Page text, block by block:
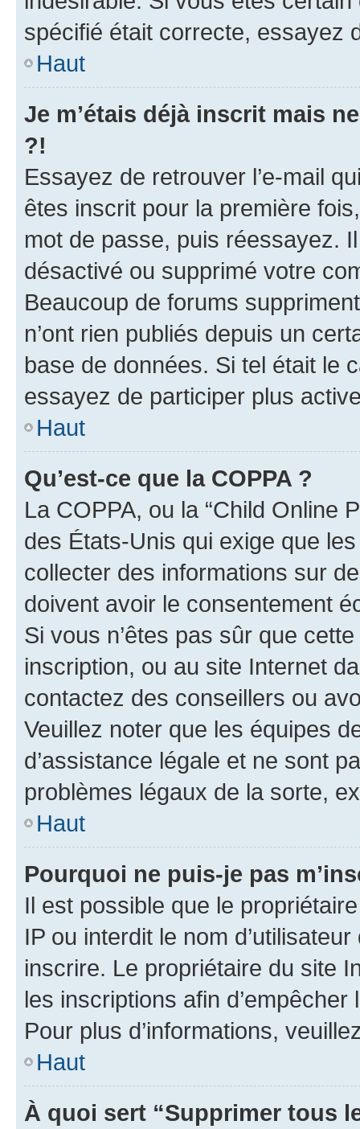
spécifié était correcte, essayez
Haut
Je m’étais déjà inscrit mais
?!
Essayez de retrouver l’e-mail
êtes inscrit pour la première
mot de passe, puis réessayez.
désactivé ou supprimé votre
Beaucoup de forums
n’ont rien publiés depuis un
base de données. Si tel était le
essayez de participer plus
Haut
Qu’est-ce que la COPPA ?
La COPPA, ou la “Child Online
des États-Unis qui exige que
collecter des informations sur
doivent avoir le consentement
Si vous n’êtes pas sûr que
inscription, ou au site Internet
contactez des conseillers ou
Veuillez noter que les équipes
d’assistance légale et ne sont
problèmes légaux de la sorte,
Haut
Pourquoi ne puis-je pas
Il est possible que le
IP ou interdit le nom
inscrire. Le propriétaire du site
les inscriptions afin
Pour plus d’informations,
Haut
À quoi sert “Supprimer tous